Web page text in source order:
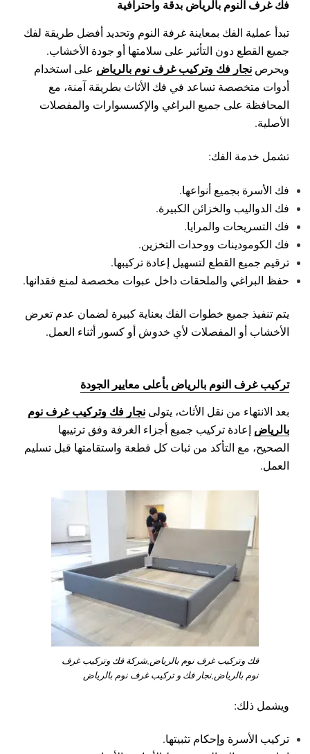
فك غرف النوم بالرياض بدقة واحترافية
تبدأ عملية الفك بمعاينة غرفة النوم وتحديد أفضل طريقة لفك
جميع القطع دون التأثير على سلامتها أو جودة الأخشاب.
ويحرص نجار فك وتركيب غرف نوم بالرياض على استخدام
أدوات متخصصة تساعد في فك الأثاث بطريقة آمنة، مع
المحافظة على جميع البراغي والإكسسوارات والمفصلات
الأصلية.
تشمل خدمة الفك:
فك الأسرة بجميع أنواعها.
فك الدواليب والخزائن الكبيرة.
فك التسريحات والمرايا.
فك الكومودينات ووحدات التخزين.
ترقيم جميع القطع لتسهيل إعادة تركيبها.
حفظ البراغي والملحقات داخل عبوات مخصصة لمنع فقدانها.
يتم تنفيذ جميع خطوات الفك بعناية كبيرة لضمان عدم تعرض
الأخشاب أو المفصلات لأي خدوش أو كسور أثناء العمل.
تركيب غرف النوم بالرياض بأعلى معايير الجودة
بعد الانتهاء من نقل الأثاث، يتولى نجار فك وتركيب غرف نوم
بالرياض إعادة تركيب جميع أجزاء الغرفة وفق ترتيبها
الصحيح، مع التأكد من ثبات كل قطعة واستقامتها قبل تسليم
العمل.
فك وتركيب غرف نوم بالرياض,شركة فك وتركيب غرف
نوم بالرياض,نجار فك و تركيب غرف نوم بالرياض
ويشمل ذلك:
تركيب الأسرة وإحكام تثبيتها.